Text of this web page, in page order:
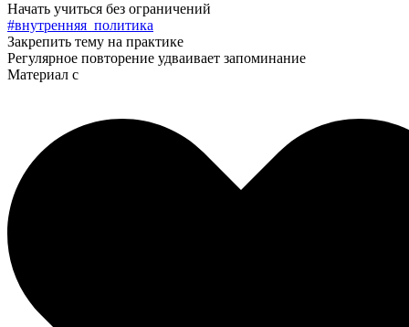
Начать учиться без ограничений
#внутренняя_политика
Закрепить тему на практике
Регулярное повторение удваивает запоминание
Материал с